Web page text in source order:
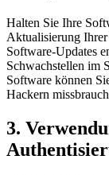
Halten Sie Ihre
Aktualisierung
Software-Updates
Schwachstellen im
Software können
Hackern
3.